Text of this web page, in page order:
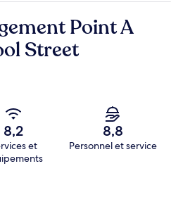
Point A
Street
8,2
et
8,8
Personnel et service